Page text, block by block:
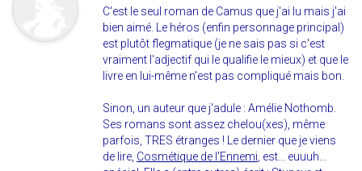
C'est le seul roman de Camus que j'ai lu mais j'ai
bien aimé. Le héros (enfin personnage principal)
est plutôt flegmatique (je ne sais pas si c'est
vraiment l'adjectif qui le qualifie le mieux) et que le
livre en lui-même n'est pas compliqué mais bon.
Sinon, un auteur que j'adule : Amélie Nothomb.
Ses romans sont assez chelou(xes), même
parfois, TRES étranges ! Le dernier que je viens
de lire, Cosmétique de l'Ennemi , est... euuuh...